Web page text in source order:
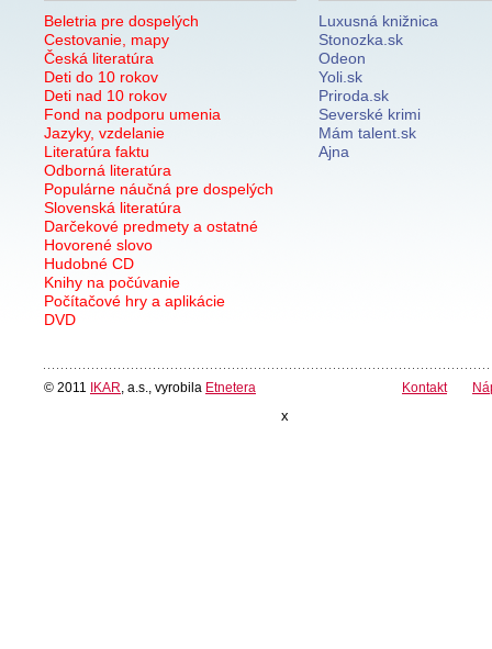
Beletria pre dospelých
Cestovanie, mapy
Česká literatúra
Deti do 10 rokov
Deti nad 10 rokov
Fond na podporu umenia
Jazyky, vzdelanie
Literatúra faktu
Odborná literatúra
Populárne náučná pre dospelých
Slovenská literatúra
Darčekové predmety a ostatné
Hovorené slovo
Hudobné CD
Knihy na počúvanie
Počítačové hry a aplikácie
DVD
Luxusná knižnica
Stonozka.sk
Odeon
Yoli.sk
Priroda.sk
Severské krimi
Mám talent.sk
Ajna
© 2011 IKAR , a.s., vyrobila Etnetera Kontakt
x